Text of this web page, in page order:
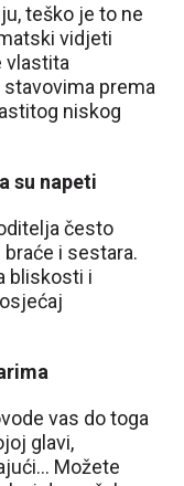
teško je to ne
vidjeti
vlastita
prema
niskog
su napeti
često
i sestara.
bliskosti i
vas do toga
glavi,
Možete